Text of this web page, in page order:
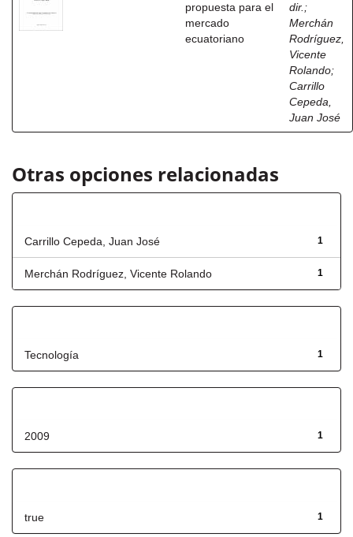
propuesta para el
mercado
ecuatoriano
dir. ;
Merchán
Rodríguez,
Vicente
Rolando;
Carrillo
Cepeda,
Juan José
Otras opciones relacionadas
1
Carrillo Cepeda, Juan José
1
Merchán Rodríguez, Vicente Rolando
1
Tecnología
1
2009
1
true